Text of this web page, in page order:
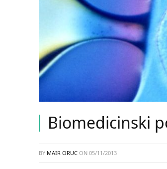
Biomedicinski
BY MAIR ORUC ON 05/11/2013